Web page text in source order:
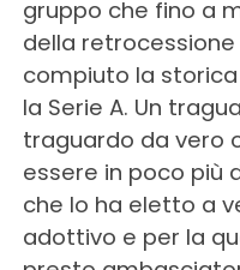
gruppo che fino a
della retrocessione
compiuto la
la Serie A. Un
traguardo da vero
essere in poco più
che lo ha eletto a
adottivo e per la